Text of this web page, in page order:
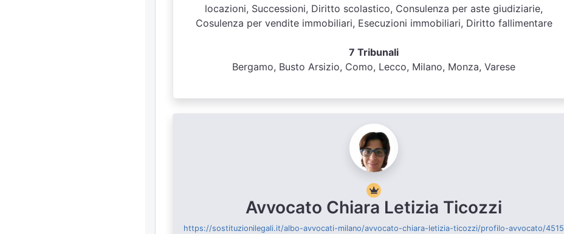
locazioni, Successioni, Diritto scolastico, Consulenza per aste giudiziarie,
Cosulenza per vendite immobiliari, Esecuzioni immobiliari, Diritto fallimentare
7 Tribunali
Bergamo, Busto Arsizio, Como, Lecco, Milano, Monza, Varese
Avvocato Chiara Letizia Ticozzi
https://sostituzionilegali.it/albo-avvocati-milano/avvocato-chiara-letizia-ticozzi/profilo-avvocato/4515